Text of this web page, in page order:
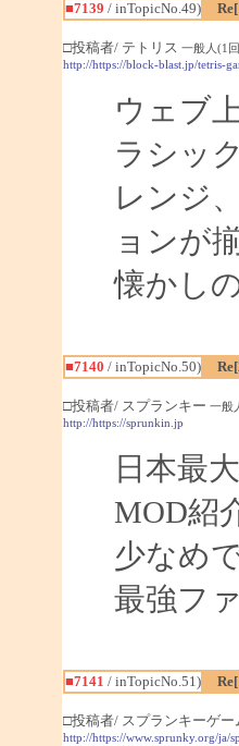
■7139 / inTopicNo.49)
□投稿者/ テトリス 一般人(1
http://https://block-blast.jp/tetris-
ウェブ
ラシッ
レンジ
ョンが
懐かし
■7140 / inTopicNo.50)
□投稿者/ スプランキー 一般
http://https://sprunkin.jp
日本最
MOD紹
少なめ
最強フ
■7141 / inTopicNo.51)
□投稿者/ スプランキーゲー
http://https://www.sprunky.org/ja/